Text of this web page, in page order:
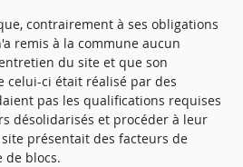
contrairement à ses obligations
remis à la commune aucun
du site et que son
celui-ci était réalisé par des
pas les qualifications requises
désolidarisés et procéder à leur
présentait des facteurs de
de blocs.